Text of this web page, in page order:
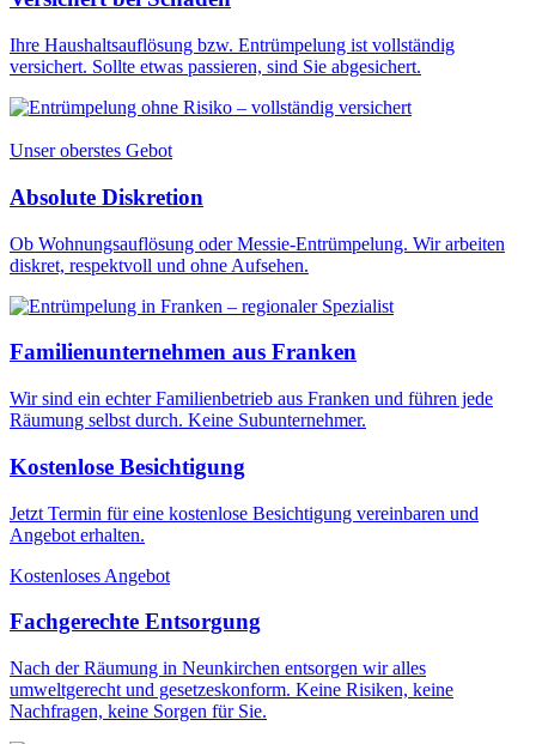
Ihre Haushaltsauflösung bzw. Entrümpelung ist vollständig
versichert. Sollte etwas passieren, sind Sie abgesichert.
Unser oberstes Gebot
Absolute Diskretion
Ob Wohnungsauflösung oder Messie-Entrümpelung. Wir arbeiten
diskret, respektvoll und ohne Aufsehen.
Familienunternehmen aus Franken
Wir sind ein echter Familienbetrieb aus Franken und führen jede
Räumung selbst durch. Keine Subunternehmer.
Kostenlose Besichtigung
Jetzt Termin für eine kostenlose Besichtigung vereinbaren und
Angebot erhalten.
Kostenloses Angebot
Fachgerechte Entsorgung
Nach der Räumung in Neunkirchen entsorgen wir alles
umweltgerecht und gesetzeskonform. Keine Risiken, keine
Nachfragen, keine Sorgen für Sie.